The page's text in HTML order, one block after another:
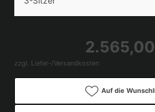
zzgl. Liefer-/Versandkosten
Auf die